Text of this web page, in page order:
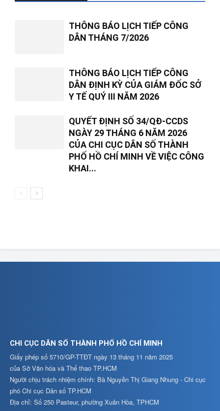
THÔNG BÁO LỊCH TIẾP CÔNG
DÂN THÁNG 7/2026
THÔNG BÁO LỊCH TIẾP CÔNG
DÂN ĐỊNH KỲ CỦA GIÁM ĐỐC SỞ
Y TẾ QUÝ III NĂM 2026
QUYẾT ĐỊNH SỐ 34/QĐ-CCDS
NGÀY 29 THÁNG 6 NĂM 2026
CỦA CHI CỤC DÂN SỐ THÀNH
PHỐ HỒ CHÍ MINH VỀ VIỆC CÔNG
KHAI...
CHI CỤC DÂN SỐ THÀNH PHỐ HỒ CHÍ MINH
Giấy phép số 5710/GP-TTĐT ngày 13 tháng 11 năm 2025
của Sở Văn hóa và Thể thao TP.HCM
Người chịu trách nhiệm chính: Bà Nguyễn Thị Giang Nhung - Chi cục
phó Chi cục Dân số TP.HCM
Địa chỉ: Số 250 Pasteur, phường Xuân Hòa, TPHCM